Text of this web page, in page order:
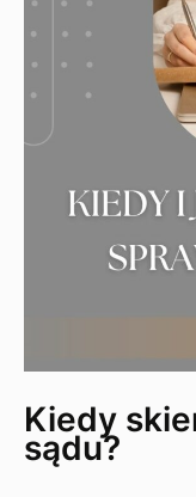
Kiedy
sądu?